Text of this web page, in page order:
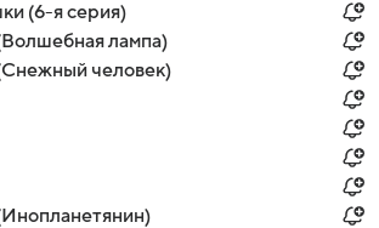
(6-я серия)
лампа)
человек)